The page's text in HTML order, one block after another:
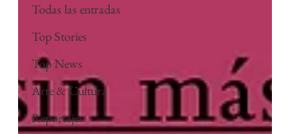
Todas las entradas
Top Stories
Top News
Arte & Cultura
Reportajes